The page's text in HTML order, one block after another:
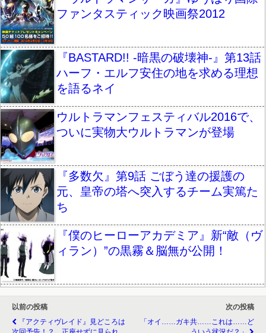
ファンタスティック映画祭2012
『BASTARD!! -暗黒の破壊神-』第13話
ハーフ・エルフ安住の地を求める理想
を語るネイ
ウルトラマンフェスティバル2016で、
ついに実物大ウルトラマンが登場
『多数欠』第9話 ごぼう達の援護の
元、皇帝の塔へ突入するチーム実篤た
ち
『僕のヒーローアカデミア』新“敵（ヴ
ィラン）”の黒霧＆脳無が公開！
以前の投稿
『アクティヴレイド』見どころは
次の投稿
「オイ……ガキ共……これは……ど